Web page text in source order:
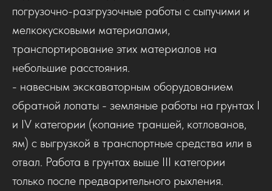
погрузочно-разгрузочные работы с сыпучими и
мелкокусковыми материалами,
транспортирование этих материалов на
небольшие расстояния.
- навесным экскаваторным оборудованием
обратной лопаты - земляные работы на грунтах I
и IV категории (копание траншей, котлованов,
ям) с выгрузкой в транспортные средства или в
отвал. Работа в грунтах выше III категории
только после предварительного рыхления.